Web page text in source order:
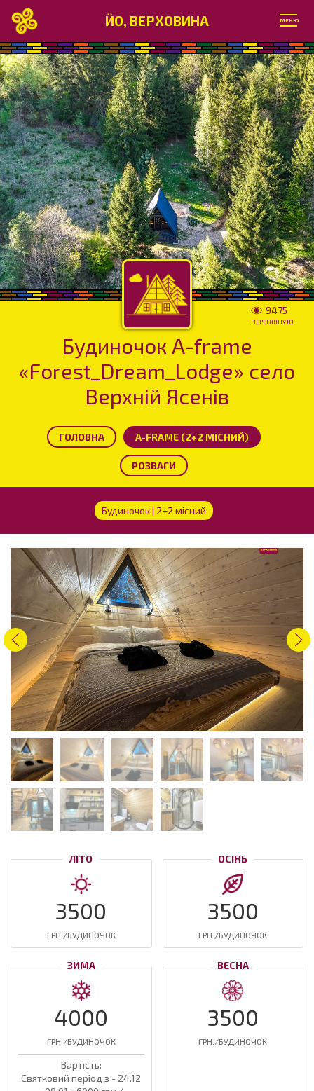
ЙО, ВЕРХОВИНА МЕНЮ
Будиночок A-frame
«Forest_Dream_Lodge» село
Верхній Ясенів
9475
ПЕРЕГЛЯНУТО
ГОЛОВНА A-FRAME (2+2 МІСНИЙ)
РОЗВАГИ
Будиночок | 2+2 місний
ЛІТО
3500
ГРН./БУДИНОЧОК
ОСІНЬ
3500
ГРН./БУДИНОЧОК
ЗИМА
4000
ГРН./БУДИНОЧОК
Вартість:
Святковий період з - 24.12
ВЕСНА
3500
ГРН./БУДИНОЧОК